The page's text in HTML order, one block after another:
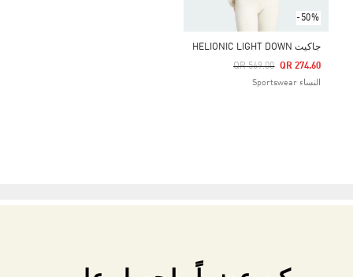
-50%
جاكيت HELIONIC LIGHT DOWN
Price Reduced From
QR 569.00
To QR 274.60
النساء Sportswear